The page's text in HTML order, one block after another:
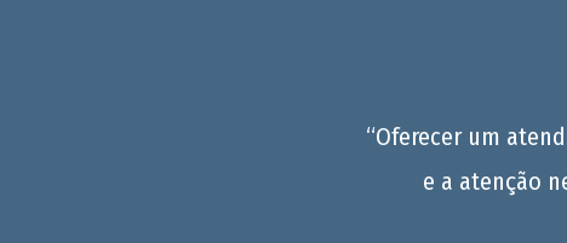
“Oferecer um
e a atenção